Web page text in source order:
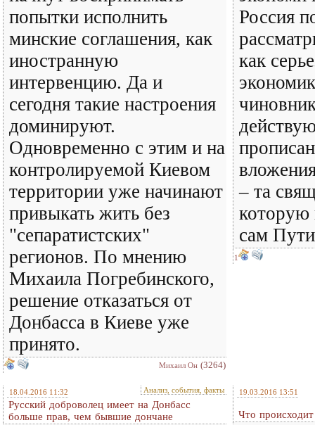
попытки исполнить
минские соглашения, как
иностранную
интервенцию. Да и
сегодня такие настроения
доминируют.
Одновременно с этим и на
контролируемой Киевом
территории уже начинают
привыкать жить без
"сепаратистских"
регионов. По мнению
Михаила Погребинского,
решение отказаться от
Донбасса в Киеве уже
принято.
Михаил Он (3264)
Россия
как
– та
которую
сам
1
18.04.2016 11:32 Анализ, события, факты
Русский доброволец имеет на Донбасс
больше прав, чем бывшие дончане
19.03.2016 13:51
Что